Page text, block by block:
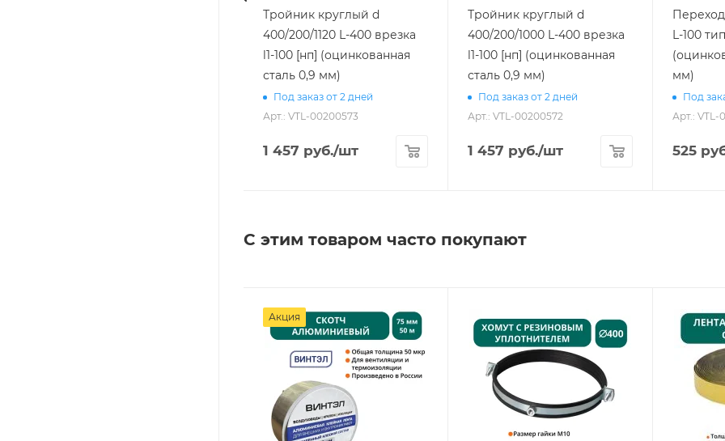
Тройник круглый d
400/200/1120 L-400 врезка
l1-100 [нп] (оцинкованная
сталь 0,9 мм)
Под заказ от 2 дней
Арт.: VTL-00200573
1 457 руб./шт
Тройник круглый d
400/200/1000 L-400 врезка
l1-100 [нп] (оцинкованная
сталь 0,9 мм)
Под заказ от 2 дней
Арт.: VTL-00200572
1 457 руб./шт
L-100
мм)
Под
Арт.: VTL-
525
С этим товаром часто покупают
Акция